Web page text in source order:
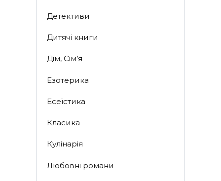
Детективи
Дитячі книги
Дім, Сім’я
Езотерика
Есеїстика
Класика
Кулінарія
Любовні романи